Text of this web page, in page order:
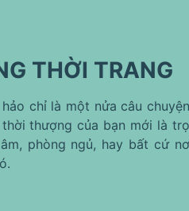
THỜI TRANG
chỉ là một nửa câu
thượng của bạn mới là
phòng ngủ, hay bất cứ